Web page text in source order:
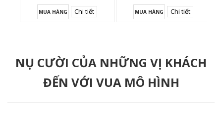
MUA HÀNG Chi tiết MUA HÀNG Chi tiết
NỤ CƯỜI CỦA NHỮNG VỊ KHÁCH
ĐẾN VỚI VUA MÔ HÌNH